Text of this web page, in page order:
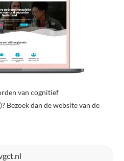
van cognitief
Bezoek dan de website van de